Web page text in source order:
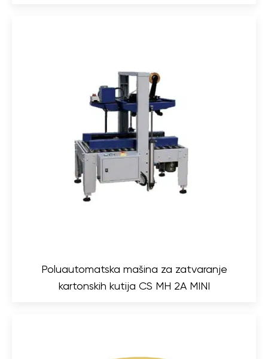
Poluautomatska mašina za zatvaranje
kartonskih kutija CS MH 2A MINI